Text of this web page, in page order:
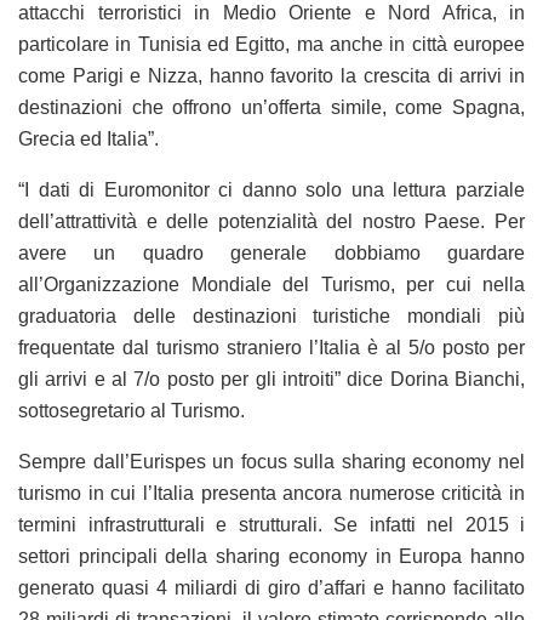
attacchi terroristici in Medio Oriente e Nord Africa, in
particolare in Tunisia ed Egitto, ma anche in città europee
come Parigi e Nizza, hanno favorito la crescita di arrivi in
destinazioni che offrono un’offerta simile, come Spagna,
Grecia ed Italia”.
“I dati di Euromonitor ci danno solo una lettura parziale
dell’attrattività e delle potenzialità del nostro Paese. Per
avere un quadro generale dobbiamo guardare
all’Organizzazione Mondiale del Turismo, per cui nella
graduatoria delle destinazioni turistiche mondiali più
frequentate dal turismo straniero l’Italia è al 5/o posto per
gli arrivi e al 7/o posto per gli introiti” dice Dorina Bianchi,
sottosegretario al Turismo.
Sempre dall’Eurispes un focus sulla sharing economy nel
turismo in cui l’Italia presenta ancora numerose criticità in
termini infrastrutturali e strutturali. Se infatti nel 2015 i
settori principali della sharing economy in Europa hanno
generato quasi 4 miliardi di giro d’affari e hanno facilitato